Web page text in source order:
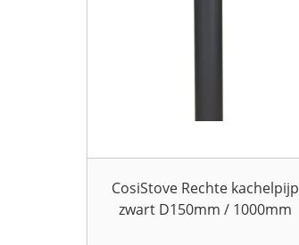
CosiStove Rechte kachelpijp
zwart D150mm / 1000mm